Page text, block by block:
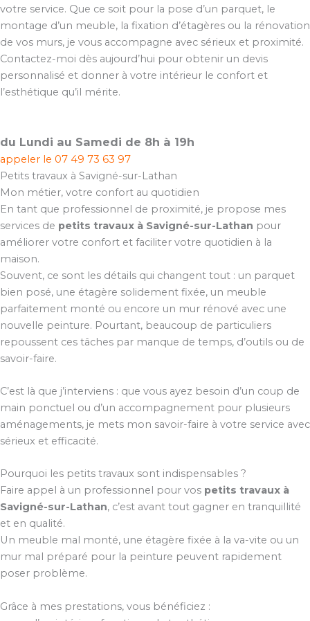
votre service. Que ce soit pour la pose d’un parquet, le
montage d’un meuble, la fixation d’étagères ou la rénovation
de vos murs, je vous accompagne avec sérieux et proximité.
Contactez-moi dès aujourd’hui pour obtenir un devis
personnalisé et donner à votre intérieur le confort et
l’esthétique qu’il mérite.
du Lundi au Samedi de 8h à 19h
appeler le 07 49 73 63 97
Petits travaux à Savigné-sur-Lathan
Mon métier, votre confort au quotidien
En tant que professionnel de proximité, je propose mes
services de petits travaux à Savigné-sur-Lathan pour
améliorer votre confort et faciliter votre quotidien à la
maison.
Souvent, ce sont les détails qui changent tout : un parquet
bien posé, une étagère solidement fixée, un meuble
parfaitement monté ou encore un mur rénové avec une
nouvelle peinture. Pourtant, beaucoup de particuliers
repoussent ces tâches par manque de temps, d’outils ou de
savoir-faire.
C’est là que j’interviens : que vous ayez besoin d’un coup de
main ponctuel ou d’un accompagnement pour plusieurs
aménagements, je mets mon savoir-faire à votre service avec
sérieux et efficacité.
Pourquoi les petits travaux sont indispensables ?
Faire appel à un professionnel pour vos petits travaux à
Savigné-sur-Lathan, c’est avant tout gagner en tranquillité
et en qualité.
Un meuble mal monté, une étagère fixée à la va-vite ou un
mur mal préparé pour la peinture peuvent rapidement
poser problème.
Grâce à mes prestations, vous bénéficiez :